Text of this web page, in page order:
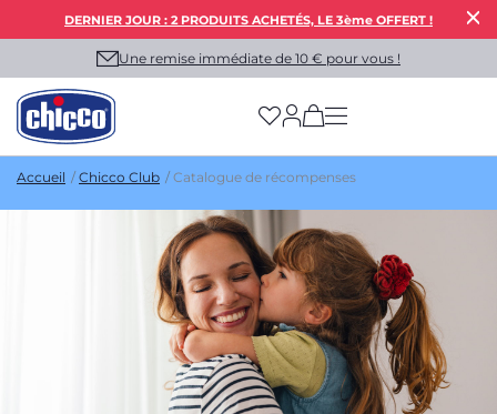
DERNIER JOUR : 2 PRODUITS ACHETÉS, LE 3ème OFFERT !
Une remise immédiate de 10 € pour vous !
(has more options
Accueil Chicco Club Catalogue de récompenses